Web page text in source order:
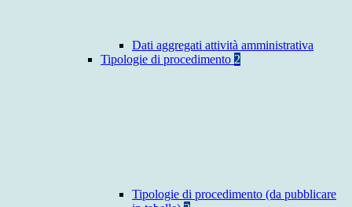
Dati aggregati attività amministrativa
Tipologie di procedimento 2
Tipologie di procedimento (da pubblicare